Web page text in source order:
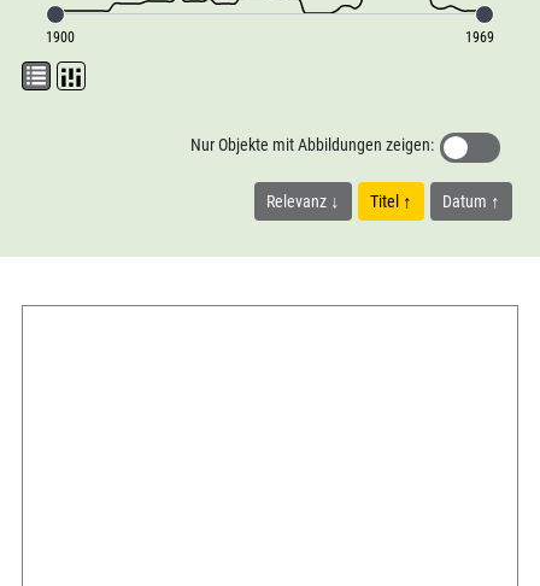
1900 1969
Relevanz Titel Datum
Nur Objekte mit Abbildungen zeigen: